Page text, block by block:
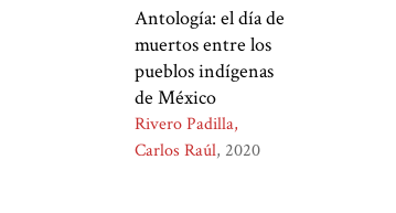
Antología: el día de
muertos entre los
pueblos indígenas
de México
Rivero Padilla,
Carlos Raúl 2020